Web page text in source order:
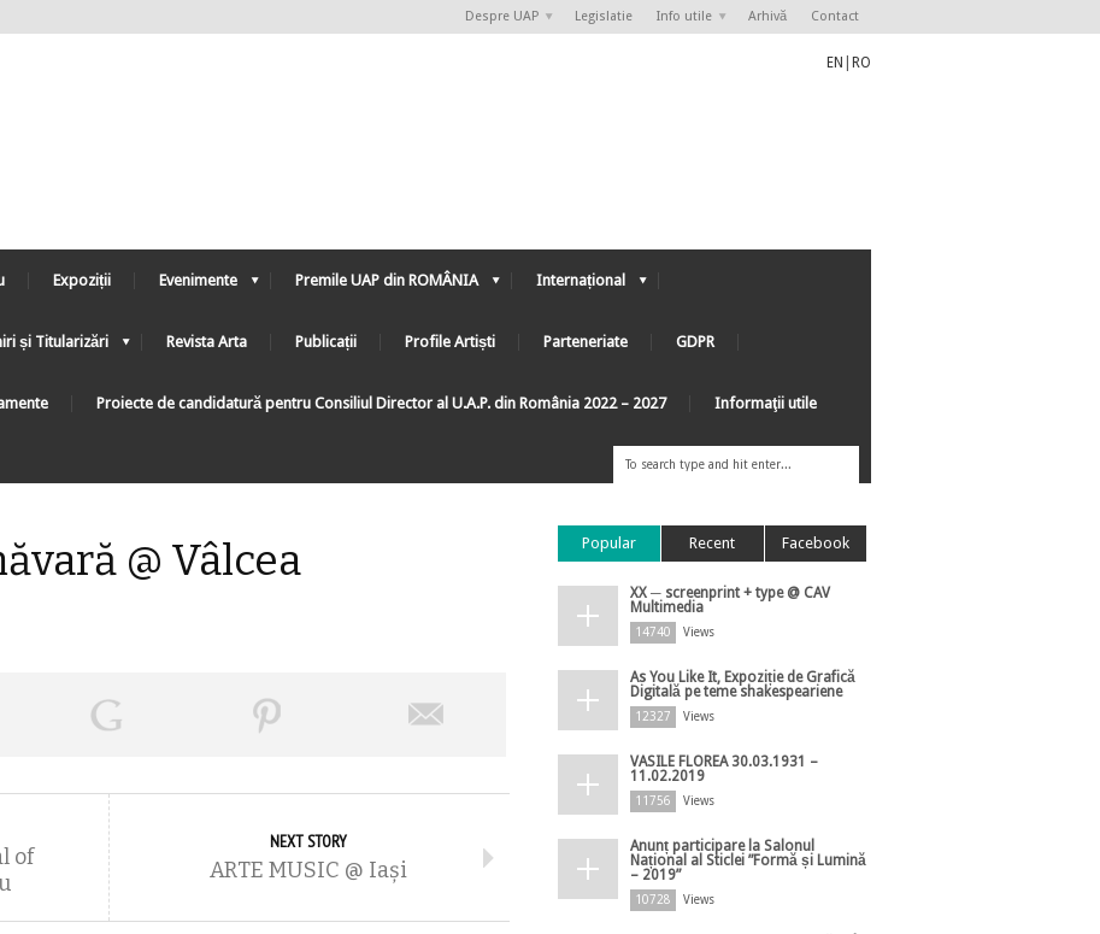
Despre UAP Legislatie Info utile Arhivă Contact
EN RO
Expoziții Evenimente Premile UAP din ROMÂNIA Internațional
și Titularizări Revista Arta Publicații Profile Artiști Parteneriate GDPR
Proiecte de candidatură pentru Consiliul Director al U.A.P. din România 2022 – 2027 Informaţii utile
@ Vâlcea
of
NEXT STORY
ARTE MUSIC @ Iași
Popular Recent Facebook
XX ─ screenprint + type @ CAV
Multimedia
14740 Views
As You Like It, Expoziție de Grafică
Digitală pe teme shakespeariene
12327 Views
VASILE FLOREA 30.03.1931 –
11.02.2019
11756 Views
Anunț participare la Salonul
Național al Sticlei ”Formă și Lumină
– 2019”
10728 Views